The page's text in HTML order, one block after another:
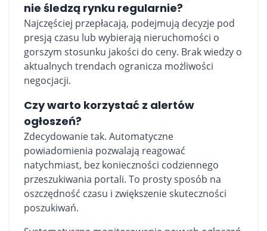
nie śledzą rynku regularnie?
Najczęściej przepłacają, podejmują decyzje pod
presją czasu lub wybierają nieruchomości o
gorszym stosunku jakości do ceny. Brak wiedzy o
aktualnych trendach ogranicza możliwości
negocjacji.
Czy warto korzystać z alertów
ogłoszeń?
Zdecydowanie tak. Automatyczne
powiadomienia pozwalają reagować
natychmiast, bez konieczności codziennego
przeszukiwania portali. To prosty sposób na
oszczędność czasu i zwiększenie skuteczności
poszukiwań.